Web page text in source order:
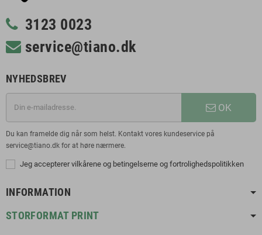
3123 0023
service@tiano.dk
NYHEDSBREV
OK
Du kan framelde dig når som helst. Kontakt vores kundeservice på
service@tiano.dk for at høre nærmere.
Jeg accepterer vilkårene og betingelserne og fortrolighedspolitikken
INFORMATION
STORFORMAT PRINT